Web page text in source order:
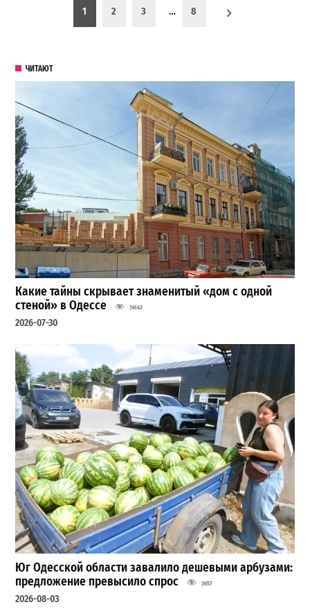
Пагинация записей
1 2 3 … 8
ЧИТАЮТ
Какие тайны скрывает знаменитый «дом с одной
стеной» в Одессе
34143
2026-07-30
Юг Одесской области завалило дешевыми арбузами:
предложение превысило спрос
3657
2026-08-03